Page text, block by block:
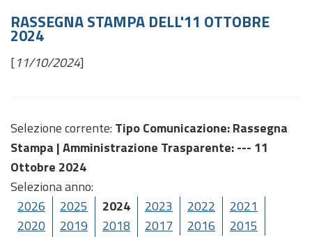
RASSEGNA STAMPA DELL'11 OTTOBRE
2024
[11/10/2024]
Selezione corrente: Tipo Comunicazione: Rassegna
Stampa |Amministrazione Trasparente: --- 11
Ottobre 2024
Seleziona anno:
2026
2025 2024 2023 2022
2021
2020
2019 2018 2017 2016
2015